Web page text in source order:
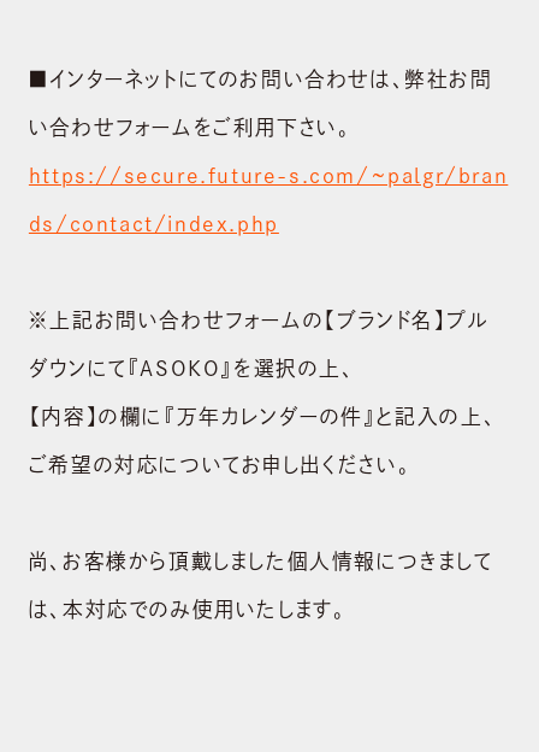
■インターネットにてのお問い合わせは、弊社お問
い合わせフォームをご利用下さい。
https://secure.future-s.com/~palgr/bran
ds/contact/index.php
※上記お問い合わせフォームの【ブランド名】プル
ダウンにて『ASOKO』を選択の上､
【内容】の欄に『万年カレンダーの件』と記入の上､
ご希望の対応についてお申し出ください。
尚、お客様から頂戴しました個人情報につきまして
は、本対応でのみ使用いたします。